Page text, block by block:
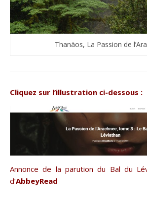
Thanäos, La Passion de
Cliquez sur l’illustration ci-dessous :
Annonce de la parution du Bal du
d’AbbeyRead